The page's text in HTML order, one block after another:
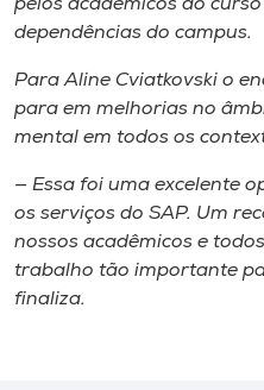
pelos acadêmicos do
dependências do campus.
Para Aline Cviatkovski o
para em melhorias no
mental em todos os
— Essa foi uma excelente
os serviços do SAP. Um
nossos acadêmicos e
trabalho tão importante
finaliza.